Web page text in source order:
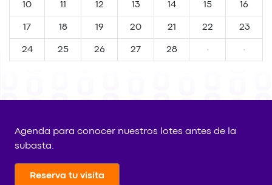
10 11 12 13 14 15 16
17 18 19 20 21 22 23
24 25 26 27 28 · ·
Agenda para conocer nuestros lotes antes de la
subasta.
Reserva tu visita